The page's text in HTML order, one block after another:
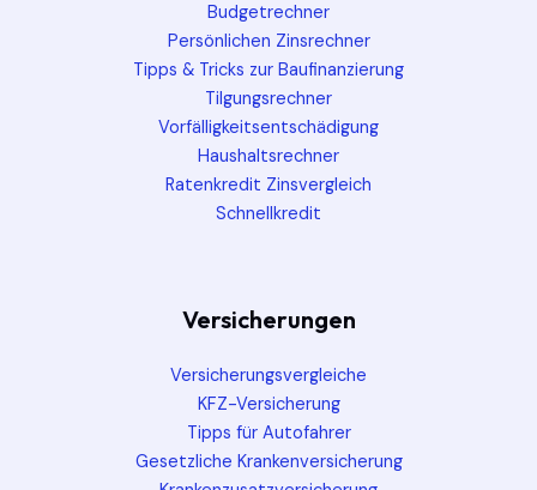
Budgetrechner
Persönlichen Zinsrechner
Tipps & Tricks zur Baufinanzierung
Tilgungsrechner
Vorfälligkeitsentschädigung
Haushaltsrechner
Ratenkredit Zinsvergleich
Schnellkredit
Versicherungen
Versicherungsvergleiche
KFZ-Versicherung
Tipps für Autofahrer
Gesetzliche Krankenversicherung